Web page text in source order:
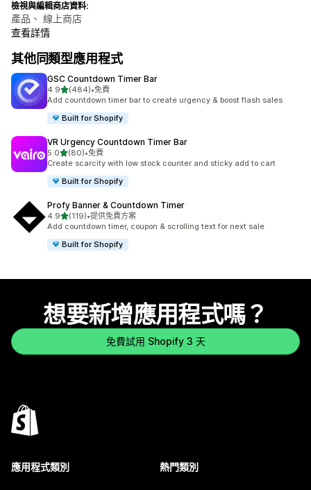
檢視與編輯商店資料:
產品、 線上商店
查看詳情
其他同類型應用程式
GSC Countdown Timer Bar
4.9滿分 5 顆星
(484)
共有 484 則評價
•免費
Add countdown timer bar to create urgency & boost flash sales
Built for Shopify
VR Urgency Countdown Timer Bar
5.0滿分 5 顆星
(80)
共有 80 則評價
•免費
Create scarcity with low stock counter and sticky add to cart
Built for Shopify
Profy Banner & Countdown Timer
4.9滿分 5 顆星
(119)
共有 119 則評價
•提供免費方案
Add countdown timer, coupon & scrolling text for next sale
Built for Shopify
想要新增應用程式嗎？
免費試用 Shopify 3 天
應用程式類別 熱門類別